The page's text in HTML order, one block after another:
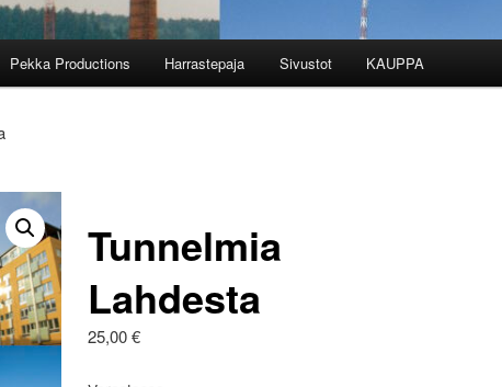
Pekka Productions Harrastepaja Sivustot KAUPPA
Tunnelmia
Lahdesta
25,00€